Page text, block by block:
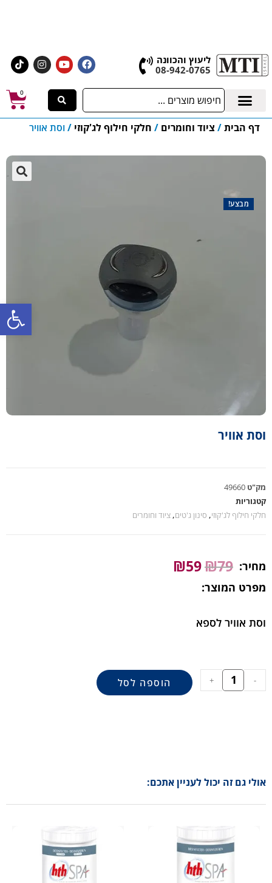
פתח סרגל נגישות
ליעוץ והכוונה
08-942-0765
0
דף הבית/ ציוד וחומרים / חלקי חילוף לג'קוזי /וסת אוויר
וסת אוויר
מק"ט 49660
קטגוריות
חלקי חילוף לג'קוזי, סינון ג'טים,ציוד וחומרים
מחיר: ₪79
₪59
מפרט המוצר:
וסת אוויר לספא
-
+ הוספה לסל
מבצע!
אולי גם זה יכול לעניין אתכם: